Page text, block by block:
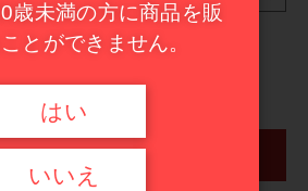
にする
ログイン
イタリア
甘口ワイン
歳未満の方に商品を販
とができません。
はい
いいえ